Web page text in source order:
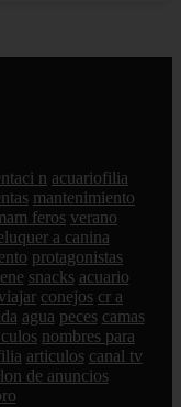
n acuariofilia
mantenimiento
feros verano
a canina
protagonistas
snacks acuario
conejos cr a
agua peces camas
nombres para
articulos canal tv
de anuncios